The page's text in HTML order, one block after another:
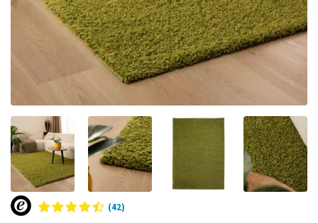
(42)